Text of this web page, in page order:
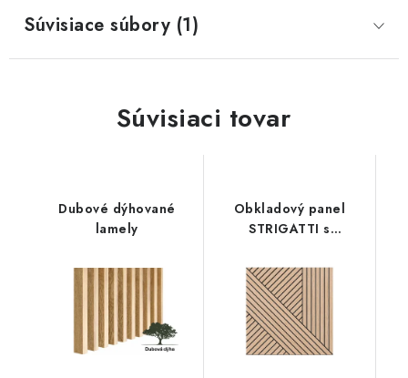
KUCHYNE
VSTAVANÉ SKRINE
KOMODY A VITRÍNY
Napíšte nám
Obchodné podmienky
Súvisiace súbory (1)
Súvisiaci tovar
Dubové dýhované
lamely
Obkladový panel
STRIGATTI s
dyhou